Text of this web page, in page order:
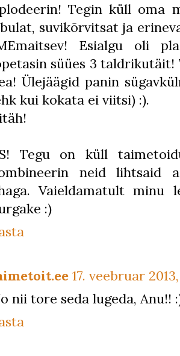
Tegin küll oma
suvikõrvitsat ja
Esialgu oli
süües 3 taldrikutäit!
Ülejäägid panin
kui kokata ei viitsi) :).
Tegu on küll
neid lihtsaid
Vaieldamatult minu
:)
17. veebruar
nii tore seda lugeda, Anu!!